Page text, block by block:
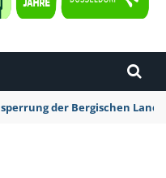
der Bergischen